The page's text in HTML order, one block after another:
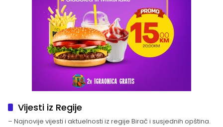
Vijesti iz Regije
– Najnovije vijesti i aktuelnosti iz regije Birač i susjednih opština.